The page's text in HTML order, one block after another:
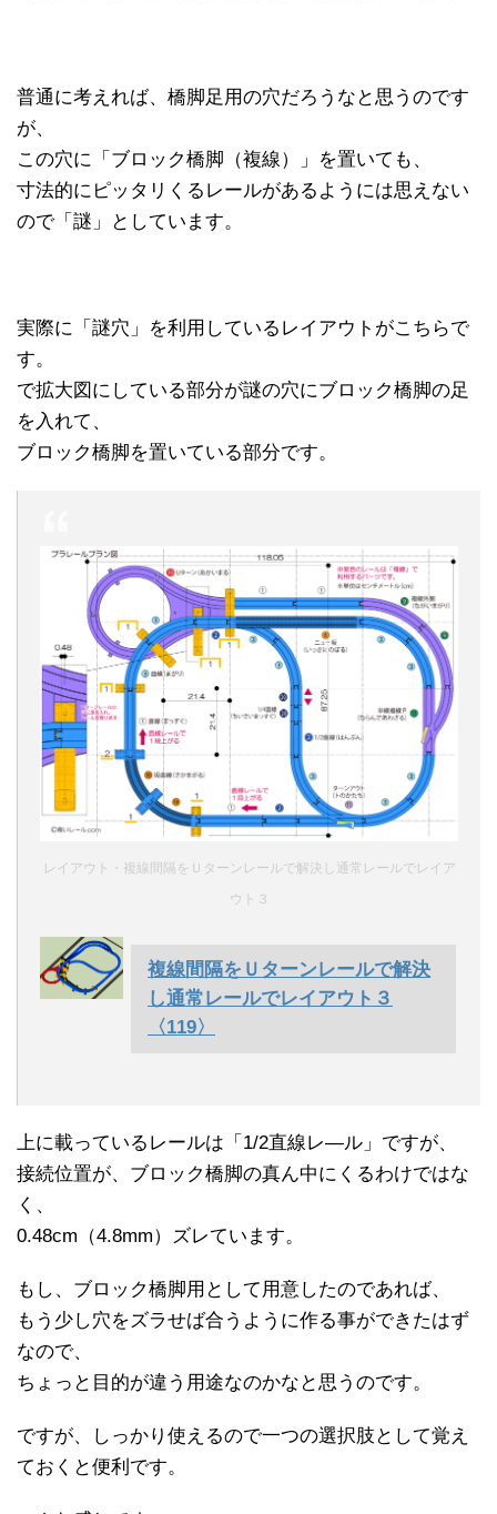
普通に考えれば、橋脚足用の穴だろうなと思うのです
が、
この穴に「ブロック橋脚（複線）」を置いても、
寸法的にピッタリくるレールがあるようには思えない
ので「謎」としています。
実際に「謎穴」を利用しているレイアウトがこちらで
す。
で拡大図にしている部分が謎の穴にブロック橋脚の足
を入れて、
ブロック橋脚を置いている部分です。
レイアウト・複線間隔をＵターンレールで解決し通常レールでレイア
ウト３
複線間隔をＵターンレールで解決
し通常レールでレイアウト３
〈119〉
上に載っているレールは「1/2直線レ―ル」ですが、
接続位置が、ブロック橋脚の真ん中にくるわけではな
く、
0.48cm（4.8mm）ズレています。
もし、ブロック橋脚用として用意したのであれば、
もう少し穴をズラせば合うように作る事ができたはず
なので、
ちょっと目的が違う用途なのかなと思うのです。
ですが、しっかり使えるので一つの選択肢として覚え
ておくと便利です。